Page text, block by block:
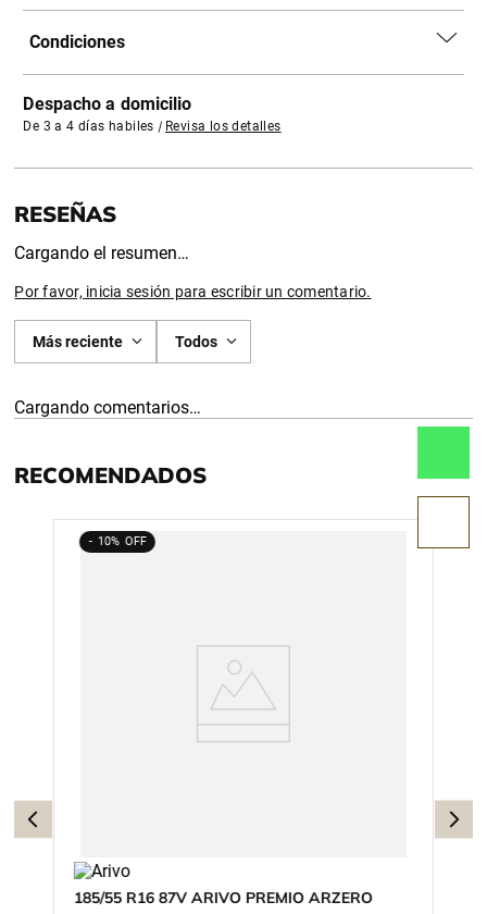
Condiciones
Despacho a domicilio
De 3 a 4 días habiles | Revisa los detalles
Cargando el resumen…
Por favor, inicia sesión para escribir un comentario.
Más reciente Todos
Cargando comentarios…
RECOMENDADOS
10%
185/55 R16 87V ARIVO PREMIO ARZERO